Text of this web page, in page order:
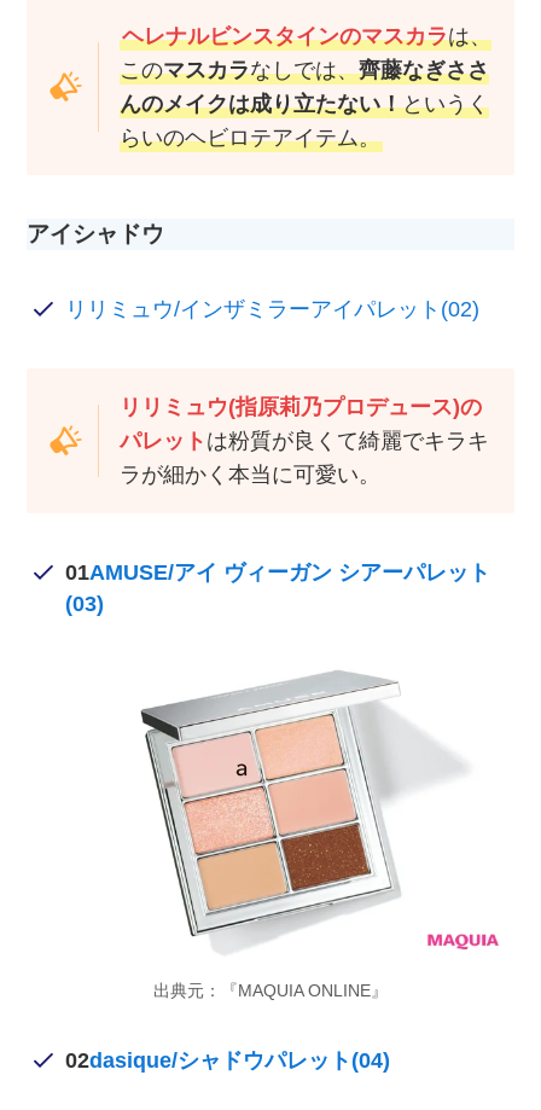
ヘレナルビンスタインのマスカラは、
このマスカラなしでは、齊藤なぎささ
んのメイクは成り立たない！というく
らいのヘビロテアイテム。
アイシャドウ
リリミュウ/インザミラーアイパレット(02)
リリミュウ(指原莉乃プロデュース)の
パレット は粉質が良くて綺麗でキラキ
ラが細かく本当に可愛い。
01AMUSE/アイ ヴィーガン シアーパレット
(03)
出典元：『MAQUIA ONLINE』
02dasique/シャドウパレット(04)